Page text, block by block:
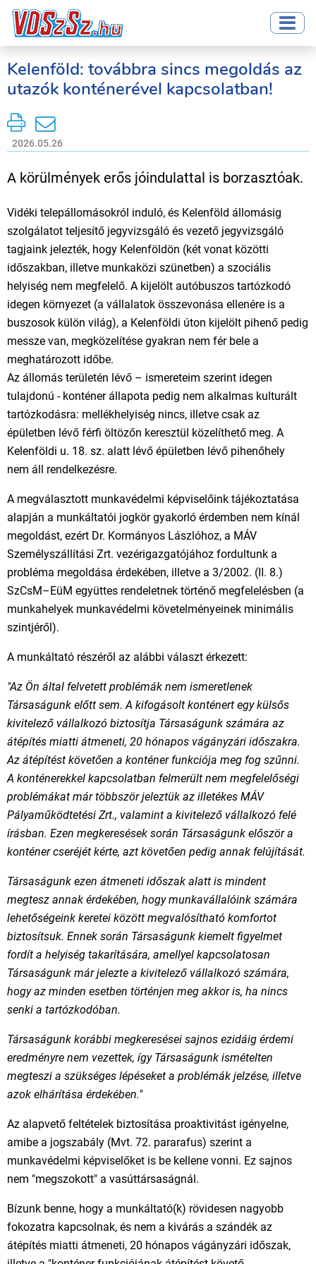
Kelenföld: továbbra sincs megoldás az
utazók konténerével kapcsolatban!
2026.05.26
A körülmények erős jóindulattal is borzasztóak.
Vidéki telepállomásokról induló, és Kelenföld állomásig
szolgálatot teljesítő jegyvizsgáló és vezető jegyvizsgáló
tagjaink jelezték, hogy Kelenföldön (két vonat közötti
időszakban, illetve munkaközi szünetben) a szociális
helyiség nem megfelelő. A kijelölt autóbuszos tartózkodó
idegen környezet (a vállalatok összevonása ellenére is a
buszosok külön világ), a Kelenföldi úton kijelölt pihenő pedig
messze van, megközelítése gyakran nem fér bele a
meghatározott időbe.
Az állomás területén lévő – ismereteim szerint idegen
tulajdonú - konténer állapota pedig nem alkalmas kulturált
tartózkodásra: mellékhelyiség nincs, illetve csak az
épületben lévő férfi öltözőn keresztül közelíthető meg. A
Kelenföldi u. 18. sz. alatt lévő épületben lévő pihenőhely
nem áll rendelkezésre.
A megválasztott munkavédelmi képviselőink tájékoztatása
alapján a munkáltatói jogkör gyakorló érdemben nem kínál
megoldást, ezért Dr. Kormányos Lászlóhoz, a MÁV
Személyszállítási Zrt. vezérigazgatójához fordultunk a
probléma megoldása érdekében, illetve a 3/2002. (II. 8.)
SzCsM–EüM együttes rendeletnek történő megfelelésben (a
munkahelyek munkavédelmi követelményeinek minimális
szintjéről).
A munkáltató részéről az alábbi választ érkezett:
"Az Ön által felvetett problémák nem ismeretlenek
Társaságunk előtt sem. A kifogásolt konténert egy külsős
kivitelező vállalkozó biztosítja Társaságunk számára az
átépítés miatti átmeneti, 20 hónapos vágányzári időszakra.
Az átépítést követően a konténer funkciója meg fog szűnni.
A konténerekkel kapcsolatban felmerült nem megfelelőségi
problémákat már többször jeleztük az illetékes MÁV
Pályaműködtetési Zrt., valamint a kivitelező vállalkozó felé
írásban. Ezen megkeresések során Társaságunk először a
konténer cseréjét kérte, azt követően pedig annak felújítását.
Társaságunk ezen átmeneti időszak alatt is mindent
megtesz annak érdekében, hogy munkavállalóink számára
lehetőségeink keretei között megvalósítható komfortot
biztosítsuk. Ennek során Társaságunk kiemelt figyelmet
fordít a helyiség takarítására, amellyel kapcsolatosan
Társaságunk már jelezte a kivitelező vállalkozó számára,
hogy az minden esetben történjen meg akkor is, ha nincs
senki a tartózkodóban.
Társaságunk korábbi megkeresései sajnos ezidáig érdemi
eredményre nem vezettek, így Társaságunk ismételten
megteszi a szükséges lépéseket a problémák jelzése, illetve
azok elhárítása érdekében."
Az alapvető feltételek biztosítása proaktivitást igényelne,
amibe a jogszabály (Mvt. 72. pararafus) szerint a
munkavédelmi képviselőket is be kellene vonni. Ez sajnos
nem "megszokott" a vasúttársaságnál.
Bízunk benne, hogy a munkáltató(k) rövidesen nagyobb
fokozatra kapcsolnak, és nem a kivárás a szándék az
átépítés miatti átmeneti, 20 hónapos vágányzári időszak,